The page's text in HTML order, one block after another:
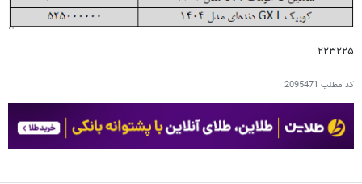
۲۲۳۲۲۵
کد مطلب 2095471